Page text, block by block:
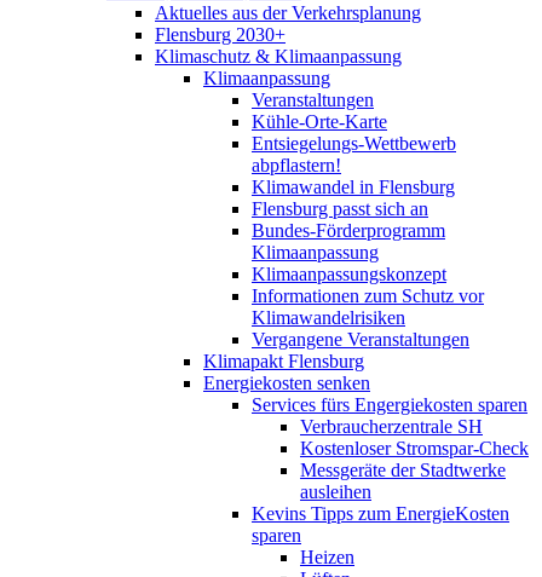
Aktuelles aus der Verkehrsplanung
Flensburg 2030+
Klimaschutz & Klimaanpassung
Klimaanpassung
Veranstaltungen
Kühle-Orte-Karte
Entsiegelungs-Wettbewerb
abpflastern!
Klimawandel in Flensburg
Flensburg passt sich an
Bundes-Förderprogramm
Klimaanpassung
Klimaanpassungskonzept
Informationen zum Schutz vor
Klimawandelrisiken
Vergangene Veranstaltungen
Klimapakt Flensburg
Energiekosten senken
Services fürs Engergiekosten sparen
Verbraucherzentrale SH
Kostenloser Stromspar-Check
Messgeräte der Stadtwerke
ausleihen
Kevins Tipps zum EnergieKosten
sparen
Heizen